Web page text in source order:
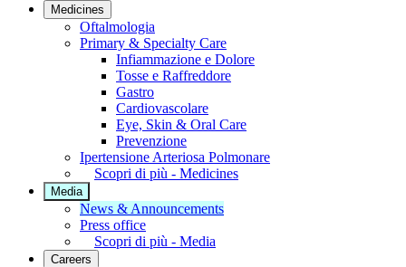
Medicines
Oftalmologia
Primary & Specialty Care
Infiammazione e Dolore
Tosse e Raffreddore
Gastro
Cardiovascolare
Eye, Skin & Oral Care
Prevenzione
Ipertensione Arteriosa Polmonare
Scopri di più - Medicines
Media
News & Announcements
Press office
Scopri di più - Media
Careers